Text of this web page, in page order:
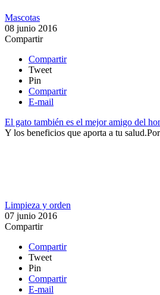
Mascotas
08 junio 2016
Compartir
Compartir
Tweet
Pin
Compartir
E-mail
El gato también es el mejor amigo del
Y los beneficios que aporta a tu salud.​Por
Limpieza y orden
07 junio 2016
Compartir
Compartir
Tweet
Pin
Compartir
E-mail